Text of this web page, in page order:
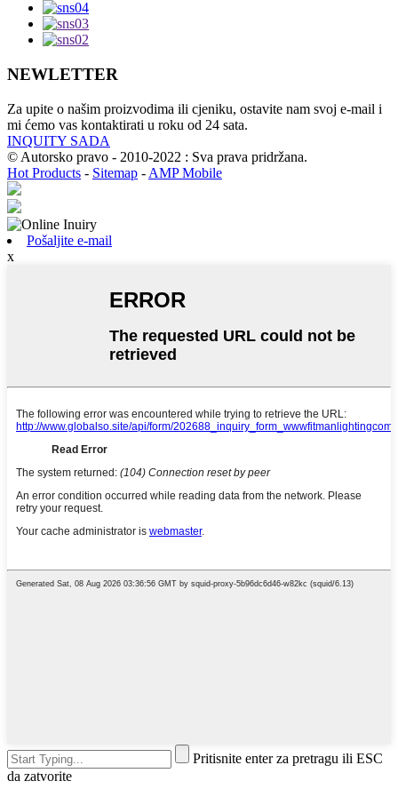
NEWLETTER
Za upite o našim proizvodima ili cjeniku, ostavite nam svoj e-mail i
mi ćemo vas kontaktirati u roku od 24 sata.
INQUITY SADA
© Autorsko pravo - 2010-2022 : Sva prava pridržana.
Hot Products - Sitemap - AMP Mobile
Pošaljite e-mail
x
Pritisnite enter za pretragu ili ESC
da zatvorite